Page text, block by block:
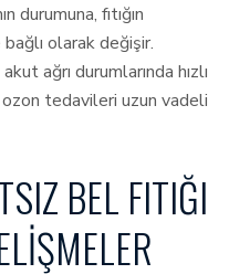
durumuna, fıtığın
olarak değişir.
ağrı durumlarında hızlı
tedavileri uzun vadeli
BEL FITIĞI